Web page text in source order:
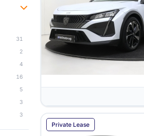
Private Lease
31
2
4
16
5
3
3